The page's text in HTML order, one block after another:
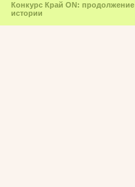
Конкурс Край ON: продолжение
истории